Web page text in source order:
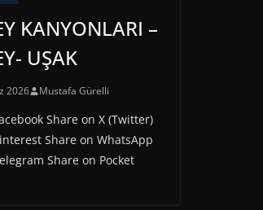
KANYONLARI –
UŞAK
2026 Mustafa Gürelli
Share on X (Twitter)
Share on WhatsApp
Share on Pocket